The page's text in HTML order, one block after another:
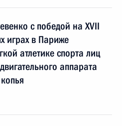
с победой на XVII
играх в Париже
атлетике спорта лиц
аппарата